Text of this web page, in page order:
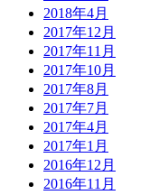
2018年4月
2017年12月
2017年11月
2017年10月
2017年8月
2017年7月
2017年4月
2017年1月
2016年12月
2016年11月